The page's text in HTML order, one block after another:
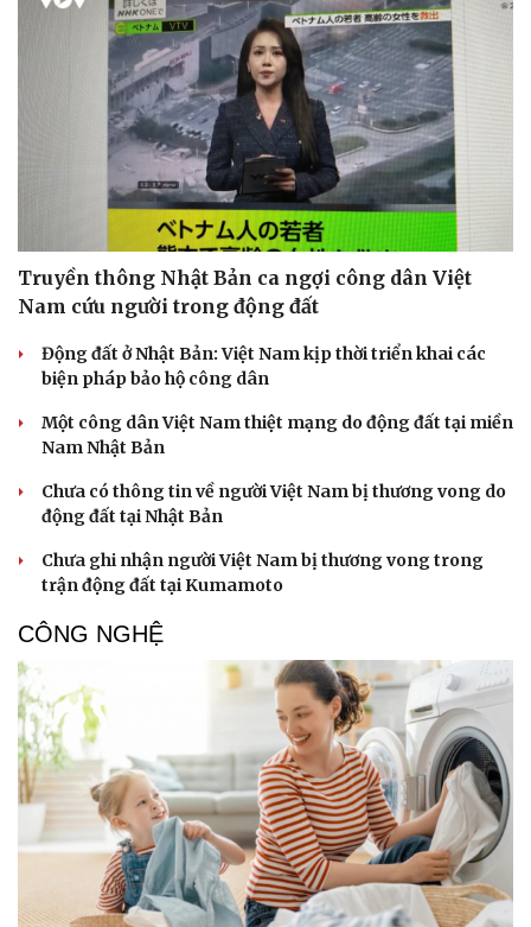
Truyền thông Nhật Bản ca ngợi công dân Việt
Nam cứu người trong động đất
Động đất ở Nhật Bản: Việt Nam kịp thời triển khai các
biện pháp bảo hộ công dân
Một công dân Việt Nam thiệt mạng do động đất tại miền
Nam Nhật Bản
Chưa có thông tin về người Việt Nam bị thương vong do
động đất tại Nhật Bản
Chưa ghi nhận người Việt Nam bị thương vong trong
trận động đất tại Kumamoto
CÔNG NGHỆ